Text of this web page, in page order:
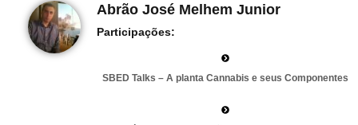
Abrão José Melhem Junior
Participações:
SBED Talks – A planta Cannabis e seus Componentes